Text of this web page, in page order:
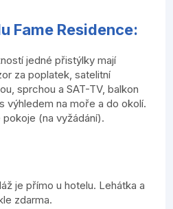
Fame Residence:
jedné přistýlky mají
za poplatek, satelitní
sprchou a SAT-TV, balkon
výhledem na moře a do okolí.
(na vyžádání).
je přímo u hotelu. Lehátka a
zdarma.